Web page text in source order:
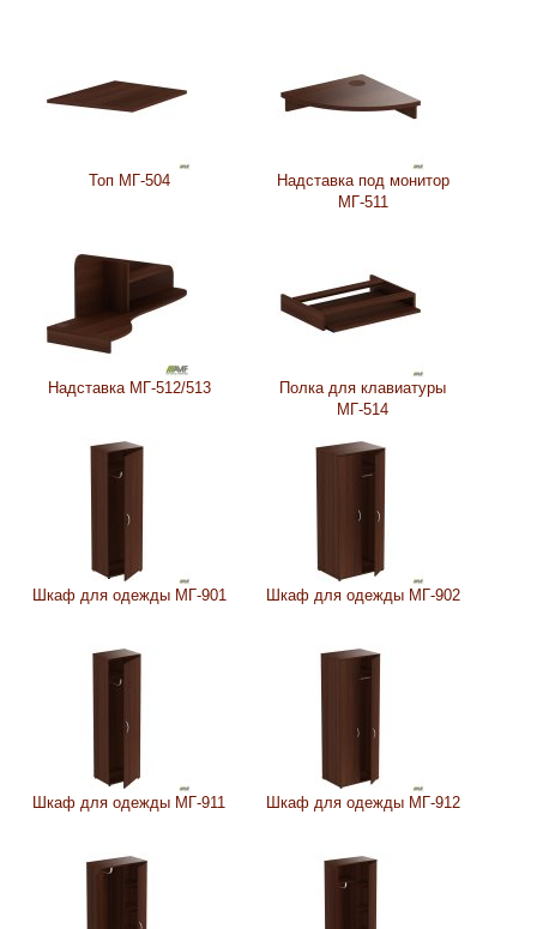
Топ МГ-504
Надставка под монитор
МГ-511
Надставка МГ-512/513
Полка для клавиатуры
МГ-514
Шкаф для одежды МГ-901 Шкаф для одежды МГ-902
Шкаф для одежды МГ-911 Шкаф для одежды МГ-912